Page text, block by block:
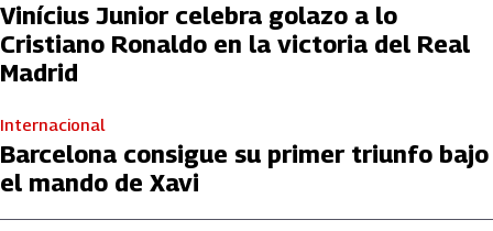
Vinícius Junior celebra golazo a lo
Cristiano Ronaldo en la victoria del Real
Madrid
Internacional
Barcelona consigue su primer triunfo bajo
el mando de Xavi